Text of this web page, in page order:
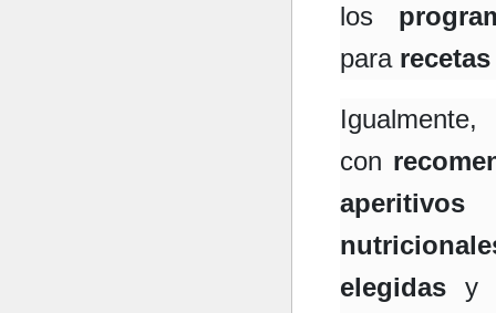
los
para
con
aperitivos
elegidasy